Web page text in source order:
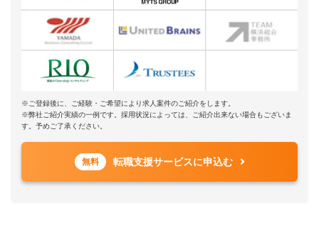
※ご登録後に、ご経験・ご希望により求人案件のご紹介をします。
※弊社ご紹介実績の一例です。採用状況によっては、ご紹介出来ない場合もございま
す。予めご了承ください。
無料 転職支援サービスに申込む